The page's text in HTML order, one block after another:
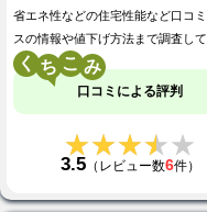
省エネ性などの住宅性能など口コ
スの情報や値下げ方法まで調査し
く こ
口コミによる評判
★★★★★
★★★★★
3.5（レビュー数6件）